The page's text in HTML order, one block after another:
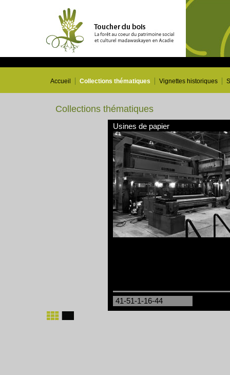
Accueil Collections thématiques Vignettes historiques
Collections thématiques
Usines de papier
41-51-1-16-44